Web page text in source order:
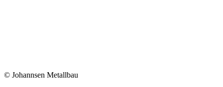
© Johannsen Metallbau